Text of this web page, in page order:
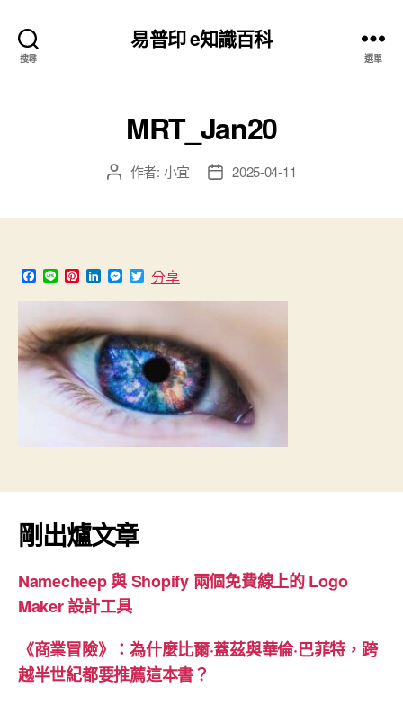
搜尋
易普印 e知識百科
選單
MRT_Jan20
文 作者: 小宜
文 2025-04-11
F
a
c
e
b
o
o
k
L
n
e
P
n
t
e
r
e
s
t
L
n
k
e
d
I
n
M
e
s
s
e
n
g
e
r
T
w
i
t
t
e
r
分享
剛出爐文章
Namecheep 與 Shopify 兩個免費線上的 Logo
Maker 設計工具
《商業冒險》：為什麼比爾·蓋茲與華倫·巴菲特，跨
越半世紀都要推薦這本書？